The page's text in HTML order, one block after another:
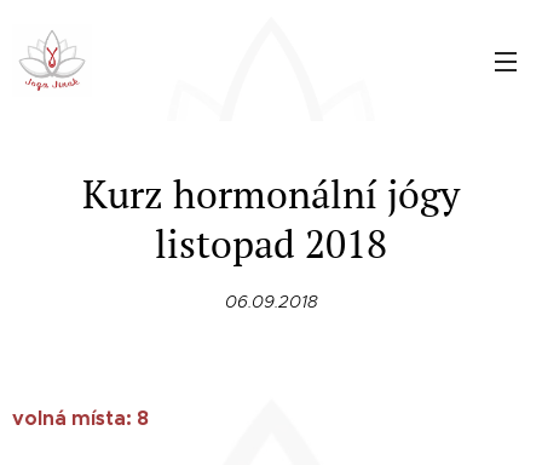
Kurz hormonální jógy
listopad 2018
06.09.2018
volná místa: 8